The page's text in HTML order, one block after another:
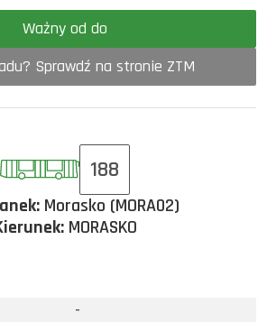
Ważny od do
Sprawdź na stronie ZTM
188
Morasko (MORA02)
MORASKO
-